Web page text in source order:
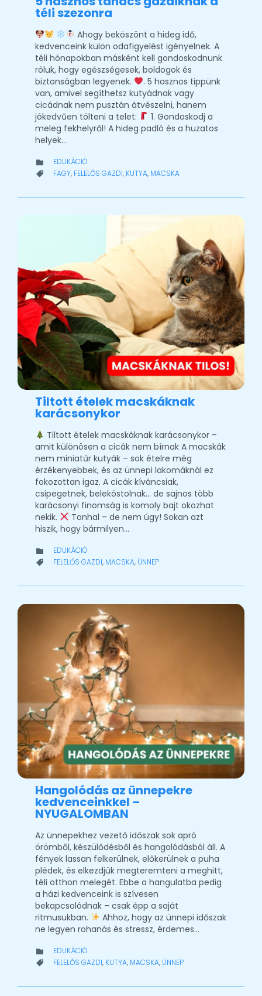
téli szezonra
Ahogy beköszönt a hideg idő,
kedvenceink külön odafigyelést igényelnek. A
téli hónapokban másként kell gondoskodnunk
róluk, hogy egészségesek, boldogok és
biztonságban legyenek.
. 5 hasznos tippünk
van, amivel segíthetsz kutyádnak vagy
cicádnak nem pusztán átvészelni, hanem
jókedvűen tölteni a telet:
1. Gondoskodj a
meleg fekhelyről! A hideg padló és a huzatos
helyek…
 CATEGORY
EDUKÁCIÓ
 CATEGORY
FAGY, FELELŐS GAZDI, KUTYA, MACSKA
Tiltott ételek macskáknak
karácsonykor
Tiltott ételek macskáknak karácsonykor –
amit különösen a cicák nem bírnak A macskák
nem miniatűr kutyák – sok ételre még
érzékenyebbek, és az ünnepi lakomáknál ez
fokozottan igaz. A cicák kíváncsiak,
csipegetnek, belekóstolnak… de sajnos több
karácsonyi finomság is komoly bajt okozhat
nekik.
Tonhal – de nem úgy! Sokan azt
hiszik, hogy bármilyen…
 CATEGORY
EDUKÁCIÓ
 CATEGORY
FELELŐS GAZDI, MACSKA, ÜNNEP
Hangolódás az ünnepekre
kedvenceinkkel –
NYUGALOMBAN
Az ünnepekhez vezető időszak sok apró
örömből, készülődésből és hangolódásból áll. A
fények lassan felkerülnek, előkerülnek a puha
plédek, és elkezdjük megteremteni a meghitt,
téli otthon melegét. Ebbe a hangulatba pedig
a házi kedvenceink is szívesen
bekapcsolódnak – csak épp a saját
ritmusukban.
Ahhoz, hogy az ünnepi időszak
ne legyen rohanás és stressz, érdemes…
 CATEGORY
EDUKÁCIÓ
 CATEGORY
FELELŐS GAZDI, KUTYA, MACSKA, ÜNNEP